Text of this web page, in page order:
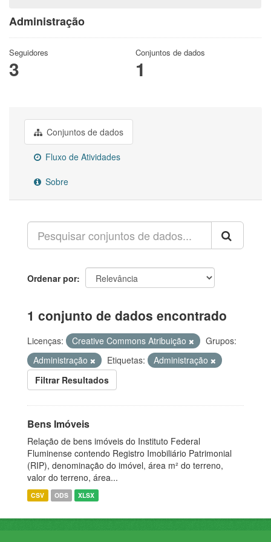
Administração
Seguidores
3
Conjuntos de dados
1
Conjuntos de dados
Fluxo de Atividades
Sobre
Ordenar por
1 conjunto de dados encontrado
Licenças: Creative Commons Atribuição
Grupos:
Administração
Etiquetas:
Administração
Filtrar Resultados
Bens Imóveis
Relação de bens imóveis do Instituto Federal
Fluminense contendo Registro Imobiliário Patrimonial
(RIP), denominação do imóvel, área m² do terreno,
valor do terreno, área...
CSV ODS XLSX